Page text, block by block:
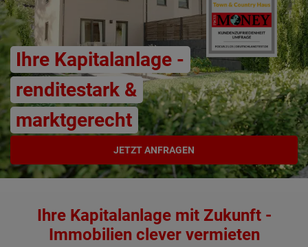
Ihre Kapitalanlage -
renditestark &
marktgerecht
JETZT ANFRAGEN
Ihre Kapitalanlage mit Zukunft -
Immobilien clever vermieten